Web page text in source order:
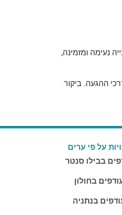
נעימה ומזמינה,
ההגעה. ביקור
על פי ערים
בבילו סנטר
בחולון
בנתניה